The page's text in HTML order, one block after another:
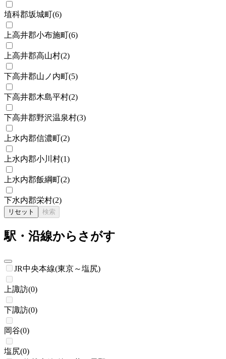
埴科郡坂城町(6)
上高井郡小布施町(6)
上高井郡高山村(2)
下高井郡山ノ内町(5)
下高井郡木島平村(2)
下高井郡野沢温泉村(3)
上水内郡信濃町(2)
上水内郡小川村(1)
上水内郡飯綱町(2)
下水内郡栄村(2)
リセット 検索
駅・沿線からさがす
JR中央本線(東京～塩尻)
上諏訪(0)
下諏訪(0)
岡谷(0)
塩尻(0)